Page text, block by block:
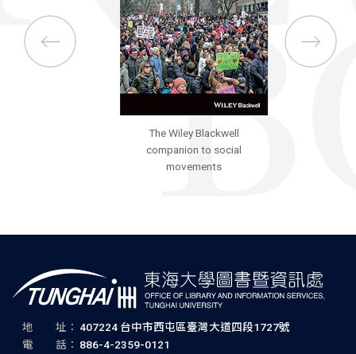
The Wiley Blackwell
companion to social
movements
地 址： 407224 台中市西屯區臺灣大道四段1727號
電 話： 886-4-2359-0121